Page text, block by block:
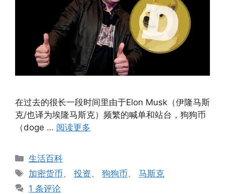
在过去的很长一段时间里由于Elon Musk（伊隆马斯
克/也译为埃隆马斯克）频繁的喊单和站台，狗狗币
（doge … 阅读更多
分
类
生活百科
标
签
加密货币、投资、狗狗币、马斯克
1 条评论